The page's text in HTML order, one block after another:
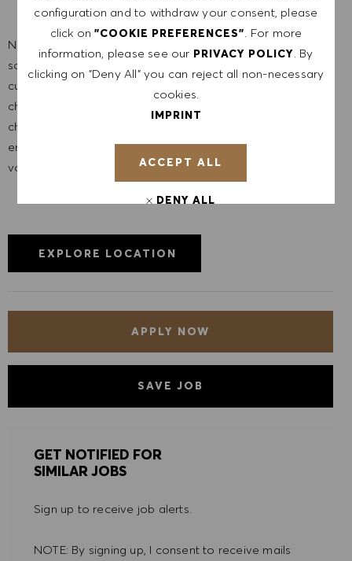
configuration and to withdraw your consent, please
click on"COOKIE PREFERENCES" . For more
information, please see our PRIVACY POLICY . By
clicking on "Deny All" you can reject all non-necessary
cookies.
IMPRINT
COOKIE PREFERENCES
DENY ALL
ACCEPT ALL
Nous sommes une entreprise mondiale et nos employés
sont représentatifs du monde dans son ensemble. Notre
culture inclusive intègre l'authenticité et l'individualité de
chaque personne. Nous sommes attachés à l'égalité des
chances en matière d'emploi. Et nous pensons que notre
environnement de travail équitable contribue à libérer tout
votre potentiel et vous permet de vous épanouir.
EXPLORE LOCATION
APPLY NOW
SAVE JOB
GET NOTIFIED FOR
SIMILAR JOBS
Sign up to receive job alerts.
NOTE: By signing up, I consent to receive mails